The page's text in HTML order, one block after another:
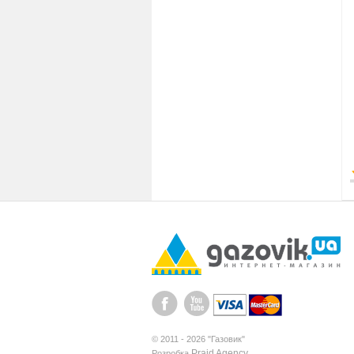
© 2011 - 2026 "Газовик"